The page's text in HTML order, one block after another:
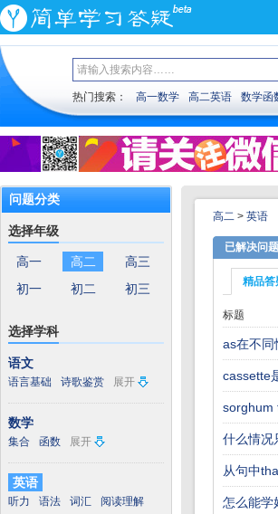
热门搜索： 高一数学 高二英语 数学函
问题分类
选择年级
高一 高二
高三
初一
初二 初三
选择学科
语文
语言基础 诗歌鉴赏 展开
数学
集合 函数 展开
英语
听力 语法 词汇
阅读理解
高二 > 英语
已解决问题
精品答
标题
as在不同
cassette
sorghum
什么情况
从句中
怎么能学